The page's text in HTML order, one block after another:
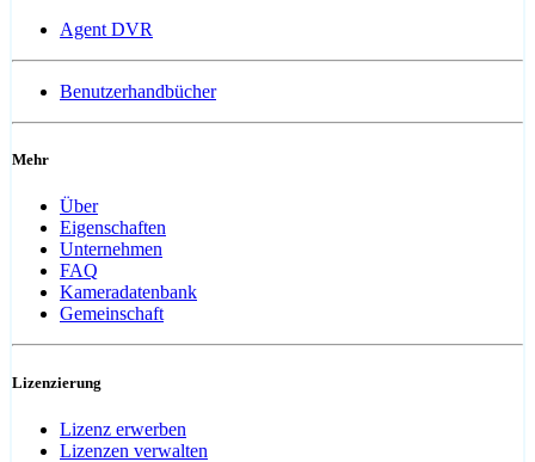
Agent DVR
Benutzerhandbücher
Mehr
Über
Eigenschaften
Unternehmen
FAQ
Kameradatenbank
Gemeinschaft
Lizenzierung
Lizenz erwerben
Lizenzen verwalten